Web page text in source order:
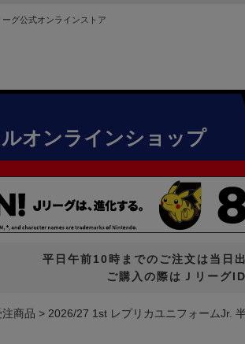
グ公式オンラインストア
オンラインショップ
平日午前10時までのご注文は当日
ご購入の際はＪリーグ
注商品 2026/27 1st レプリカユニフォームJr.